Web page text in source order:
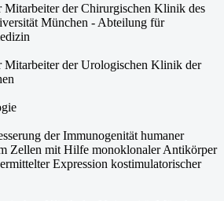
Mitarbeiter der Chirurgischen Klinik des
München - Abteilung für
Mitarbeiter der Urologischen Klinik der
der Immunogenität humaner
Zellen mit Hilfe monoklonaler Antikörper
Expression kostimulatorischer